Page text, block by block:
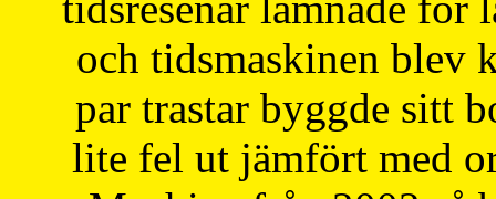
och tidsmaskinen blev
par trastar byggde sitt
lite fel ut jämfört med